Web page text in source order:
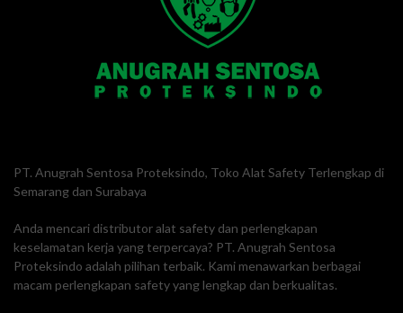
PT. Anugrah Sentosa Proteksindo, Toko Alat Safety Terlengkap di
Semarang dan Surabaya
Anda mencari distributor alat safety dan perlengkapan
keselamatan kerja yang terpercaya? PT. Anugrah Sentosa
Proteksindo adalah pilihan terbaik. Kami menawarkan berbagai
macam perlengkapan safety yang lengkap dan berkualitas.